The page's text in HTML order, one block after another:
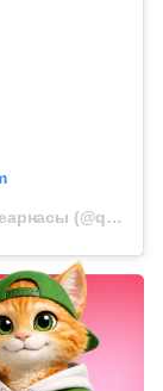
Публикация от Qazaqstan.tv Ұлттық телеарнасы (@qazaqstantv)